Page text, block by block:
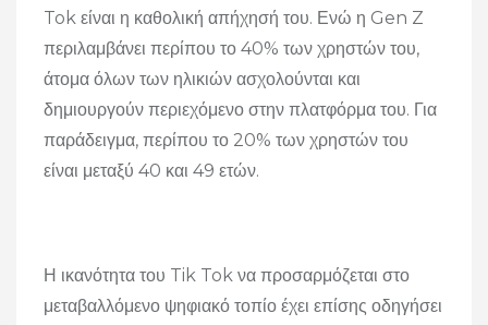
Tok είναι η καθολική απήχησή του. Ενώ η Gen Z
περιλαμβάνει περίπου το 40% των χρηστών του,
άτομα όλων των ηλικιών ασχολούνται και
δημιουργούν περιεχόμενο στην πλατφόρμα του. Για
παράδειγμα, περίπου το 20% των χρηστών του
είναι μεταξύ 40 και 49 ετών.
Η ικανότητα του Tik Tok να προσαρμόζεται στο
μεταβαλλόμενο ψηφιακό τοπίο έχει επίσης οδηγήσει